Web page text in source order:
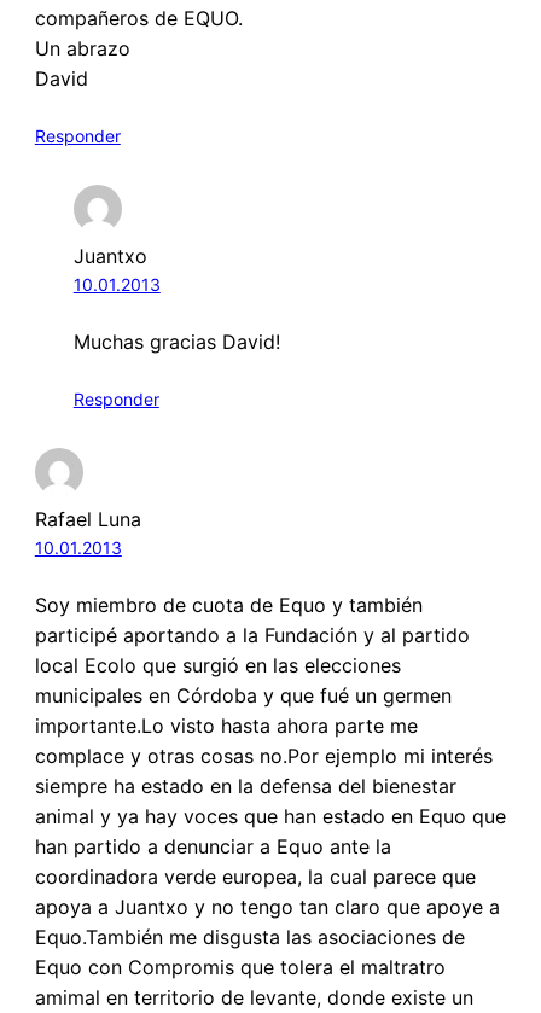
compañeros de EQUO.
Un abrazo
David
Responder
Juantxo
10.01.2013
Muchas gracias David!
Responder
Rafael Luna
10.01.2013
Soy miembro de cuota de Equo y también
participé aportando a la Fundación y al partido
local Ecolo que surgió en las elecciones
municipales en Córdoba y que fué un germen
importante.Lo visto hasta ahora parte me
complace y otras cosas no.Por ejemplo mi interés
siempre ha estado en la defensa del bienestar
animal y ya hay voces que han estado en Equo que
han partido a denunciar a Equo ante la
coordinadora verde europea, la cual parece que
apoya a Juantxo y no tengo tan claro que apoye a
Equo.También me disgusta las asociaciones de
Equo con Compromis que tolera el maltratro
amimal en territorio de levante, donde existe un